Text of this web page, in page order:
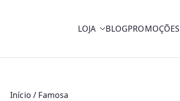
LOJA BLOGPROMOÇÕES
Início / Famosa